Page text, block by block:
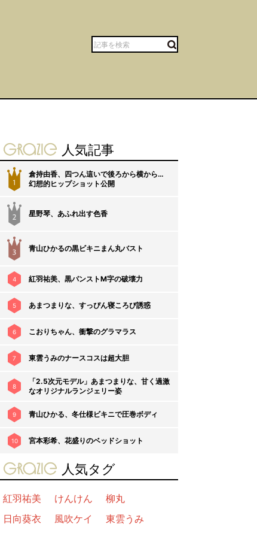
gravure-grazie
人気記事
1
倉持由香、四つん這いで後ろから横から…
幻想的ヒップショット公開
星野琴、あふれ出す色香
青山ひかるの黒ビキニまん丸バスト
4 紅羽祐美、黒パンストM字の破壊力
5 あまつまりな、すっぴん寝ころび誘惑
6 こおりちゃん、衝撃のグラマラス
7 東雲うみのナースコスは超大胆
8
「2.5次元モデル」あまつまりな、甘く過激
なオリジナルランジェリー姿
9 青山ひかる、冬仕様ビキニで圧巻ボディ
10 宮本彩希、花盛りのベッドショット
gravure-grazie
人気タグ
紅羽祐美 けんけん
柳丸
日向葵衣
風吹ケイ 東雲うみ